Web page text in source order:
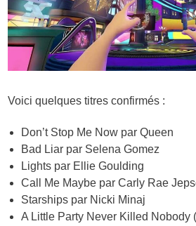
Voici quelques titres confirmés :
Don’t Stop Me Now par Queen
Bad Liar par Selena Gomez
Lights par Ellie Goulding
Call Me Maybe par Carly Rae
Starships par Nicki Minaj
A Little Party Never Killed Nobody